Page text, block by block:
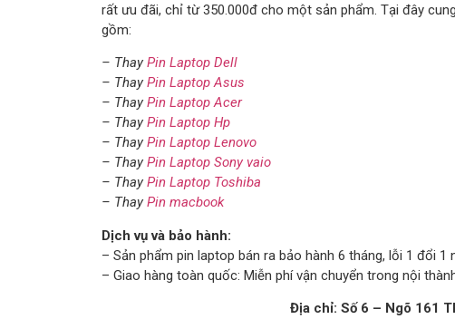
rất ưu đãi, chỉ từ 350.000đ cho một sản phẩm. Tại đây
gồm:
– ThayPin Laptop Dell
– ThayPin Laptop Asus
– ThayPin Laptop Acer
– ThayPin Laptop Hp
– ThayPin Laptop Lenovo
– ThayPin Laptop Sony vaio
– ThayPin Laptop Toshiba
– ThayPin macbook
Dịch vụ và bảo hành:
– Sản phẩm pin laptop bán ra bảo hành 6 tháng, lỗi 1 đổi
– Giao hàng toàn quốc: Miễn phí vận chuyển trong nội
Địa chỉ: Số 6 – Ngõ 161